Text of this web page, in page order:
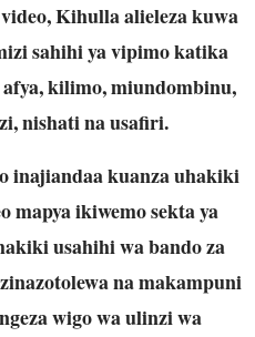
Kihulla alieleza kuwa
sahihi ya vipimo katika
kilimo, miundombinu,
nishati na usafiri.
inajiandaa kuanza uhakiki
mapya ikiwemo sekta ya
usahihi wa bando za
na makampuni
wigo wa ulinzi wa